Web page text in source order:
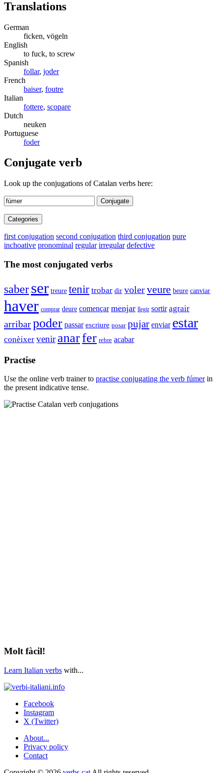
Translations
German
ficken, vögeln
English
to fuck, to screw
Spanish
follar, joder
French
baiser, foutre
Italian
fottere, scopare
Dutch
neuken
Portuguese
foder
Conjugate verb
Look up the conjugations of Catalan verbs here:
Conjugate
Categories
first conjugation second conjugation third conjugation pure
inchoative pronominal regular irregular defective
The most conjugated verbs
saberser treure tenir trobar dir volerveure beure canviar
haver comprar deure començar menjar llegir sortir agrair
arribarpoder passar escriure posar pujar enviar estar
conèixer venir anarfer rebre acabar
Practise
Use the online verb trainer to practise conjugating the verb fúmerin
the present indicative tense.
Molt fàcil!
Learn Italian verbs with...
Facebook
Instagram
X (Twitter)
About...
Privacy policy
Contact